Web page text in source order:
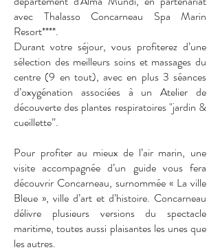
avec Thalasso Concarneau Spa Marin
Resort****.
Durant votre séjour, vous profiterez d’une
sélection des meilleurs soins et massages du
centre (9 en tout), avec en plus 3 séances
d’oxygénation associées à un Atelier de
découverte des plantes respiratoires "jardin &
cueillette”.
Pour profiter au mieux de l’air marin, une
visite accompagnée d’un guide vous fera
découvrir Concarneau, surnommée « La ville
Bleue », ville d’art et d’histoire. Concarneau
délivre plusieurs versions du spectacle
maritime, toutes aussi plaisantes les unes que
les autres.